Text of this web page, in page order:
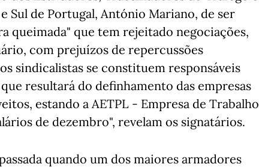
Sul de Portugal, António Mariano, de ser
queimada" que tem rejeitado negociações,
com prejuízos de repercussões
sindicalistas se constituem responsáveis
resultará do definhamento das empresas
estando a AETPL - Empresa de Trabalho
de dezembro", revelam os signatários.
quando um dos maiores armadores